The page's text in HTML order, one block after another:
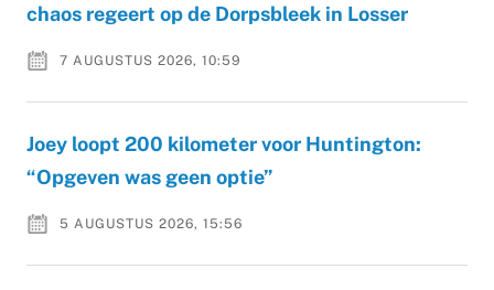
chaos regeert op de Dorpsbleek in Losser
7 AUGUSTUS 2026, 10:59
Joey loopt 200 kilometer voor Huntington:
“Opgeven was geen optie”
5 AUGUSTUS 2026, 15:56